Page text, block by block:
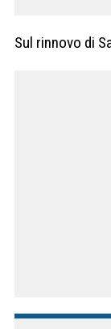
Sul rinnovo di